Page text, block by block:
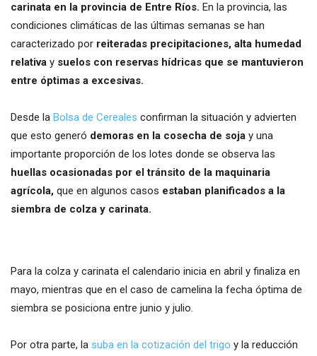
carinata en la provincia de Entre Ríos. En la provincia, las
condiciones climáticas de las últimas semanas se han
caracterizado por reiteradas precipitaciones, alta humedad
relativa y suelos con reservas hídricas que se mantuvieron
entre óptimas a excesivas.
Desde la Bolsa de Cereales confirman la situación y advierten
que esto generó demoras en la cosecha de soja y una
importante proporción de los lotes donde se observa las
huellas ocasionadas por el tránsito de la maquinaria
agrícola, que en algunos casos estaban planificados a la
siembra de colza y carinata.
Para la colza y carinata el calendario inicia en abril y finaliza en
mayo, mientras que en el caso de camelina la fecha óptima de
siembra se posiciona entre junio y julio.
Por otra parte, la suba en la cotización del trigo y la reducción